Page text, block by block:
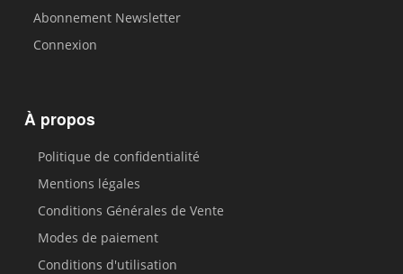
Abonnement Newsletter
Connexion
À propos
Politique de confidentialité
Mentions légales
Conditions Générales de Vente
Modes de paiement
Conditions d'utilisation